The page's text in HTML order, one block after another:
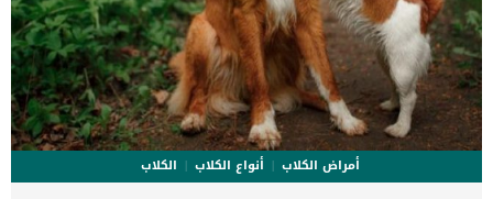
أمراض الكلاب أنواع الكلاب
الكلاب